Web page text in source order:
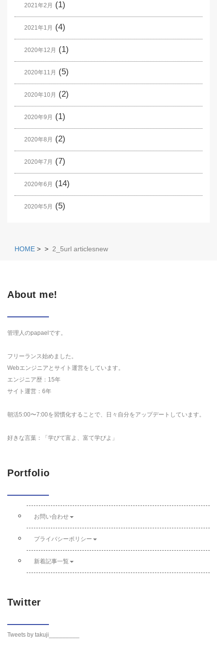
2021年2月 (1)
2021年1月 (4)
2020年12月 (1)
2020年11月 (5)
2020年10月 (2)
2020年9月 (1)
2020年8月 (2)
2020年7月 (7)
2020年6月 (14)
2020年5月 (5)
HOME > > 2_5url articlesnew
About me!
管理人のpapaelです。
フリーランス始めました。
Webエンジニアとサイト運営をしています。
エンジニア歴：15年
サイト運営：6年
朝活5:00〜7:00を習慣化することで、日々自分をアップデートしています。
好きな言葉：「学びて富よ、富て学びよ」
Portfolio
お問い合わせ
プライバシーポリシー
新着記事一覧
Twitter
Tweets by takuji_________